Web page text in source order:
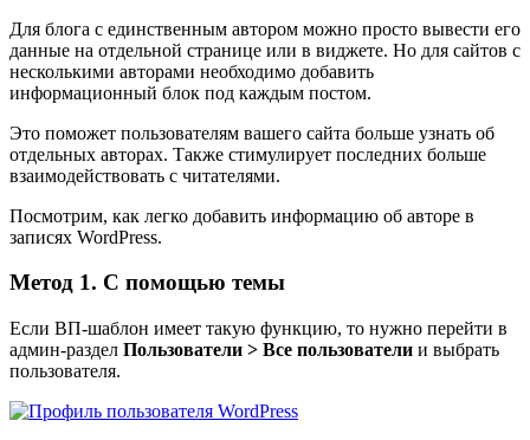
Для блога с единственным автором можно просто вывести его
данные на отдельной странице или в виджете. Но для сайтов с
несколькими авторами необходимо добавить
информационный блок под каждым постом.
Это поможет пользователям вашего сайта больше узнать об
отдельных авторах. Также стимулирует последних больше
взаимодействовать с читателями.
Посмотрим, как легко добавить информацию об авторе в
записях WordPress.
Метод 1. С помощью темы
Если ВП-шаблон имеет такую функцию, то нужно перейти в
админ-раздел Пользователи > Все пользователи и выбрать
пользователя.